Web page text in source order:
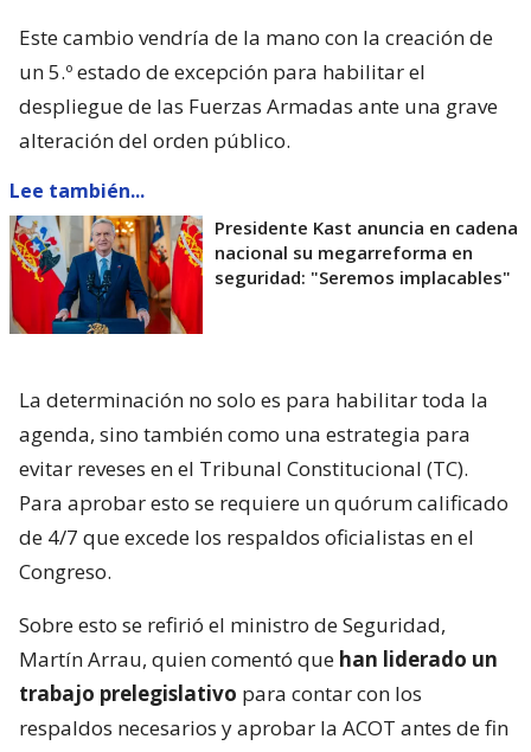
Este cambio vendría de la mano con la creación de
un 5.º estado de excepción para habilitar el
despliegue de las Fuerzas Armadas ante una grave
alteración del orden público.
Lee también...
Presidente Kast anuncia en cadena
nacional su megarreforma en
seguridad: "Seremos implacables"
La determinación no solo es para habilitar toda la
agenda, sino también como una estrategia para
evitar reveses en el Tribunal Constitucional (TC).
Para aprobar esto se requiere un quórum calificado
de 4/7 que excede los respaldos oficialistas en el
Congreso.
Sobre esto se refirió el ministro de Seguridad,
Martín Arrau, quien comentó que han liderado un
trabajo prelegislativo para contar con los
respaldos necesarios y aprobar la ACOT antes de fin